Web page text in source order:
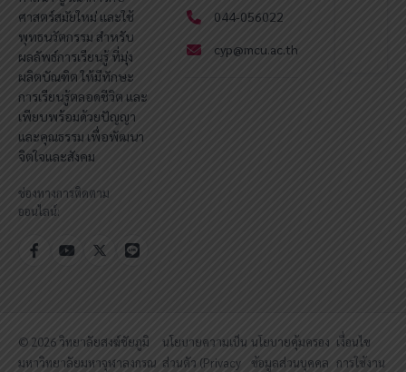
ศาสตร์สมัยใหม่ และใช้
พุทธนวัตกรรม สำหรับ
ผลลัพธ์การเรียนรู้ ที่มุ่ง
ผลิตบัณฑิต ให้มีทักษะ
การเรียนรู้ตลอดชีวิต และ
เพียบพร้อมด้วยปัญญา
และคุณธรรม เพื่อพัฒนา
จิตใจและสังคม
ช่องทางการติดตาม
ออนไลน์:
044-056022
cyp@mcu.ac.th
© 2026 วิทยาลัยสงฆ์ชัยภูมิ
มหาวิทยาลัยมหาจุฬาลงกรณ
นโยบายความเป็น
ส่วนตัว (Privacy
นโยบายคุ้มครอง
ข้อมูลส่วนบุคคล
เงื่อนไข
การใช้งาน